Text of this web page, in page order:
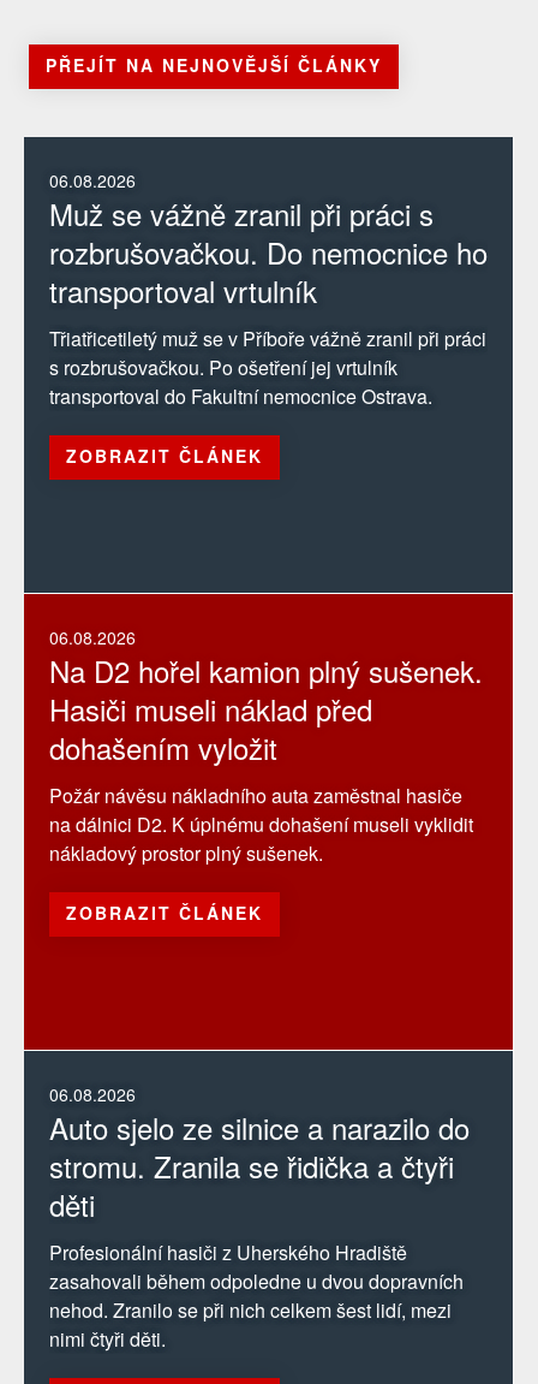
PŘEJÍT NA NEJNOVĚJŠÍ ČLÁNKY
06.08.2026
Muž se vážně zranil při práci s
rozbrušovačkou. Do nemocnice ho
transportoval vrtulník
Třiatřicetiletý muž se v Příboře vážně zranil při práci
s rozbrušovačkou. Po ošetření jej vrtulník
transportoval do Fakultní nemocnice Ostrava.
ZOBRAZIT ČLÁNEK
06.08.2026
Auto sjelo ze silnice a narazilo do
stromu. Zranila se řidička a čtyři
děti
Profesionální hasiči z Uherského Hradiště
zasahovali během odpoledne u dvou dopravních
nehod. Zranilo se při nich celkem šest lidí, mezi
nimi čtyři děti.
06.08.2026
Na D2 hořel kamion plný sušenek.
Hasiči museli náklad před
dohašením vyložit
Požár návěsu nákladního auta zaměstnal hasiče
na dálnici D2. K úplnému dohašení museli vyklidit
nákladový prostor plný sušenek.
ZOBRAZIT ČLÁNEK